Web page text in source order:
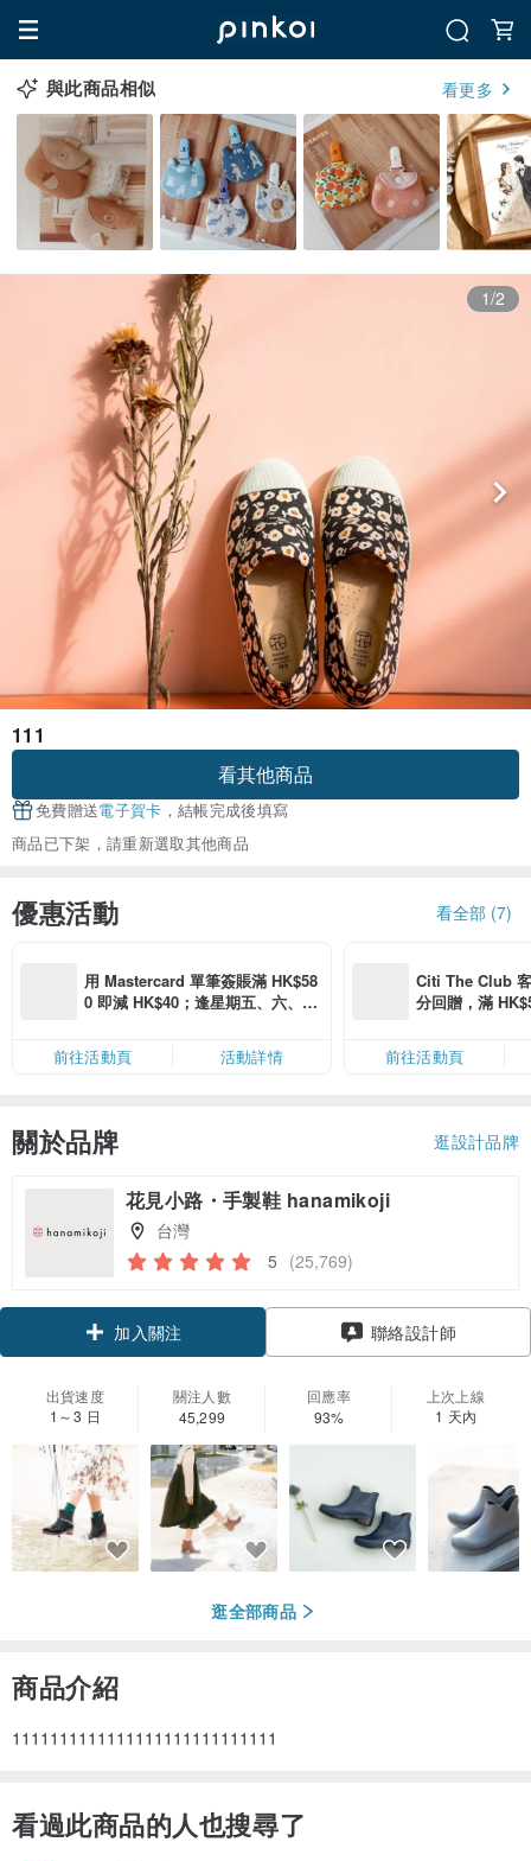
與此商品相似 看更多
1/2
111
看其他商品
免費贈送電子賀卡 ，結帳完成後填寫
商品已下架，請重新選取其他商品
優惠活動 看全部 (7)
用 Mastercard 單筆簽賬滿 HK$58
0 即減 HK$40；逢星期五、六、日
限，額滿即止，僅限「常用信用
卡」結帳）
前往活動頁 活動詳情
Citi The Club
分回贈，滿
前往活動頁
關於品牌 逛設計品牌
花見小路・手製鞋 hanamikoji
台灣
5 (25,769)
加入關注 聯絡設計師
出貨速度
1～3 日
關注人數
45,299
回應率
93%
上次上線
1 天內
逛全部商品
商品介紹
1111111111111111111111111111
看過此商品的人也搜尋了